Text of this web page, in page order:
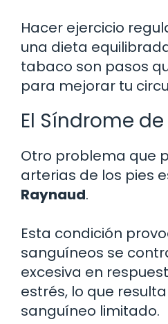
Hacer ejercicio
una dieta
tabaco son pasos
para mejorar tu
El Síndrome
Otro problema que
arterias de los pies
Raynaud.
Esta condición
sanguíneos se
excesiva en
estrés, lo que
sanguíneo limitado.